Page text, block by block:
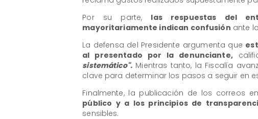
Por su parte, las respuestas del
mayoritariamente indican confusión ante
La defensa del Presidente argumenta que
al presentado por la denunciante,
sistemático".Mientras tanto, la Fiscalía
clave para determinar los pasos a seguir en
Finalmente, la publicación de los correos
público y a los principios de
sensibles.